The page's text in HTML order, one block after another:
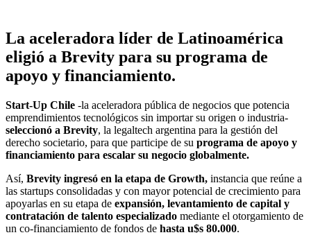
La aceleradora líder de Latinoamérica
eligió a Brevity para su programa de
apoyo y financiamiento.
Start-Up Chile -la aceleradora pública de negocios que potencia
emprendimientos tecnológicos sin importar su origen o industria-
seleccionó a Brevity, la legaltech argentina para la gestión del
derecho societario, para que participe de su programa de apoyo y
financiamiento para escalar su negocio globalmente.
Así, Brevity ingresó en la etapa de Growth, instancia que reúne a
las startups consolidadas y con mayor potencial de crecimiento para
apoyarlas en su etapa de expansión, levantamiento de capital y
contratación de talento especializado mediante el otorgamiento de
un co-financiamiento de fondos de hasta u$s 80.000.